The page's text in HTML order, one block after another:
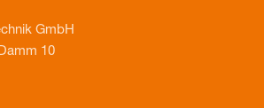
GmbH
10